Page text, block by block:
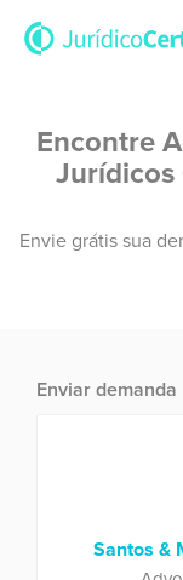
Encontre
Jurídicos
Envie grátis sua
Enviar demanda
Santos &